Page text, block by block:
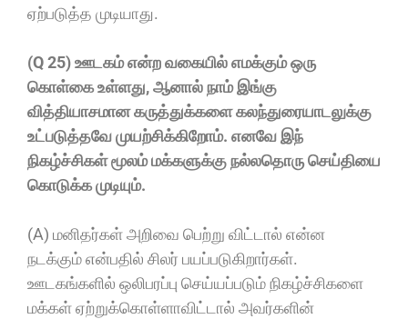
ஏற்படுத்த முடியாது.
(Q 25) ஊடகம் என்ற வகையில் எமக்கும் ஒரு
கொள்கை உள்ளது, ஆனால் நாம் இங்கு
வித்தியாசமான கருத்துக்களை கலந்துரையாடலுக்கு
உட்படுத்தவே முயற்சிக்கிறோம். எனவே இந்
நிகழ்ச்சிகள் மூலம் மக்களுக்கு நல்லதொரு செய்தியை
கொடுக்க முடியும்.
(A) மனிதர்கள் அறிவை பெற்று விட்டால் என்ன
நடக்கும் என்பதில் சிலர் பயப்படுகிறார்கள்.
ஊடகங்களில் ஒலிபரப்பு செய்யப்படும் நிகழ்ச்சிகளை
மக்கள் ஏற்றுக்கொள்ளாவிட்டால் அவர்களின்